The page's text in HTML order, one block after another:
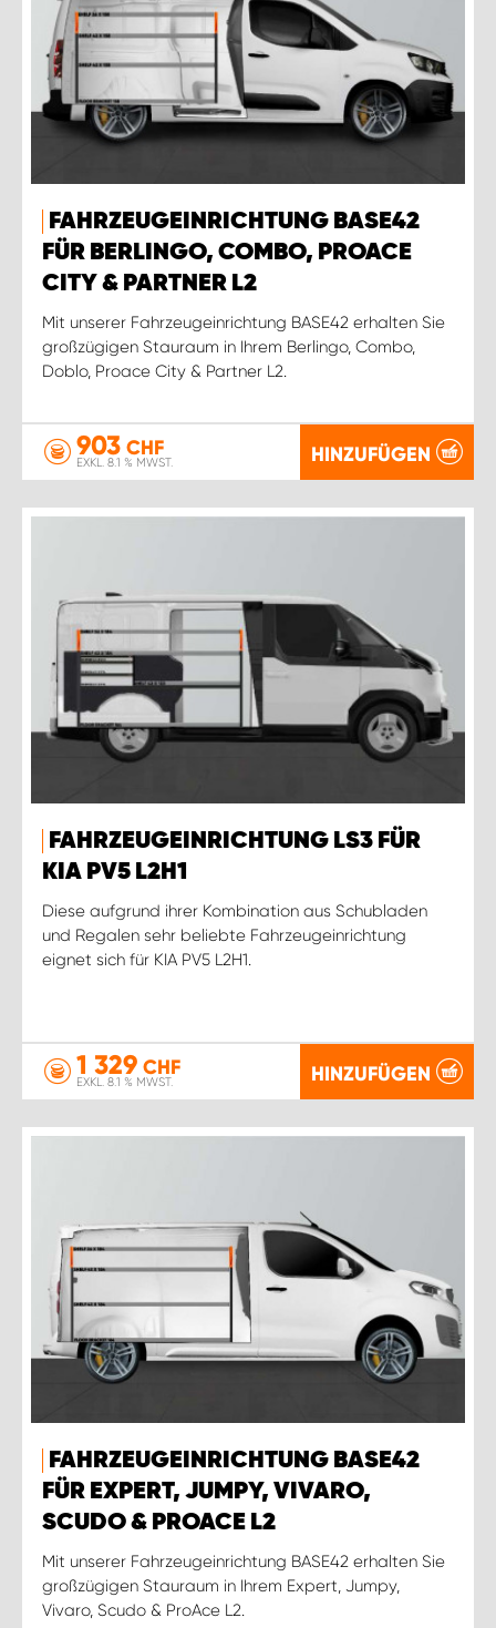
FAHRZEUGEINRICHTUNG BASE42
FÜR BERLINGO, COMBO, PROACE
CITY & PARTNER L2
Mit unserer Fahrzeugeinrichtung BASE42 erhalten Sie
großzügigen Stauraum in Ihrem Berlingo, Combo,
Doblo, Proace City & Partner L2.
903 CHF
EXKL. 8.1 % MWST. HINZUFÜGEN
FAHRZEUGEINRICHTUNG LS3 FÜR
KIA PV5 L2H1
Diese aufgrund ihrer Kombination aus Schubladen
und Regalen sehr beliebte Fahrzeugeinrichtung
eignet sich für KIA PV5 L2H1.
1 329 CHF
EXKL. 8.1 % MWST. HINZUFÜGEN
FAHRZEUGEINRICHTUNG BASE42
FÜR EXPERT, JUMPY, VIVARO,
SCUDO & PROACE L2
Mit unserer Fahrzeugeinrichtung BASE42 erhalten Sie
großzügigen Stauraum in Ihrem Expert, Jumpy,
Vivaro, Scudo & ProAce L2.